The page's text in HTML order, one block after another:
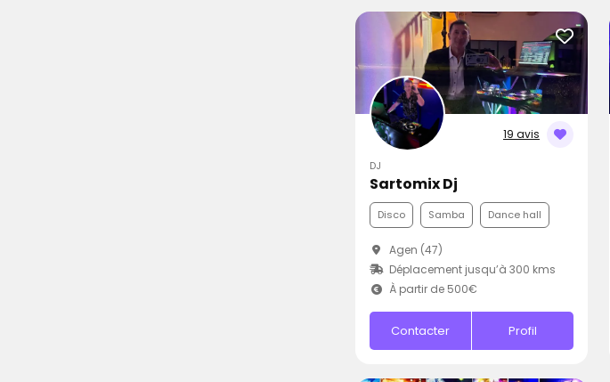
19 avis
DJ
Sartomix Dj
Disco Samba Dance hall
Agen (47)
Déplacement jusqu’à 300 kms
À partir de 500€
Contacter Profil